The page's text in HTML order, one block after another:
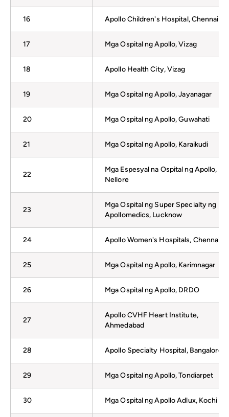
16 Apollo Children's Hospital, Chennai
17 Mga Ospital ng Apollo, Vizag
18 Apollo Health City, Vizag
19 Mga Ospital ng Apollo, Jayanagar
20 Mga Ospital ng Apollo, Guwahati
21 Mga Ospital ng Apollo, Karaikudi
22
Mga Espesyal na Ospital ng Apollo,
Nellore
23
Mga Ospital ng Super Specialty ng
Apollomedics, Lucknow
24 Apollo Women's Hospitals, Chennai
25 Mga Ospital ng Apollo, Karimnagar
26 Mga Ospital ng Apollo, DRDO
27
Apollo CVHF Heart Institute,
Ahmedabad
28 Apollo Specialty Hospital, Bangalore
29 Mga Ospital ng Apollo, Tondiarpet
30 Mga Ospital ng Apollo Adlux, Kochi